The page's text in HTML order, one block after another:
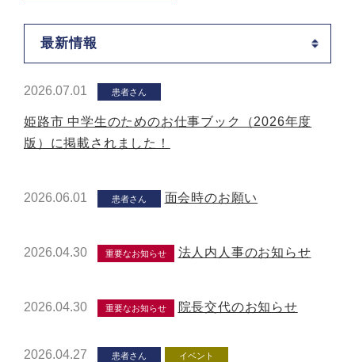
最新情報
2026.07.01 患者さん
姫路市 中学生のためのお仕事ブック（2026年度
版）に掲載されました！
2026.06.01 患者さん 面会時のお願い
2026.04.30 重要なお知らせ 法人内人事のお知らせ
2026.04.30 重要なお知らせ 院長交代のお知らせ
2026.04.27 患者さん イベント